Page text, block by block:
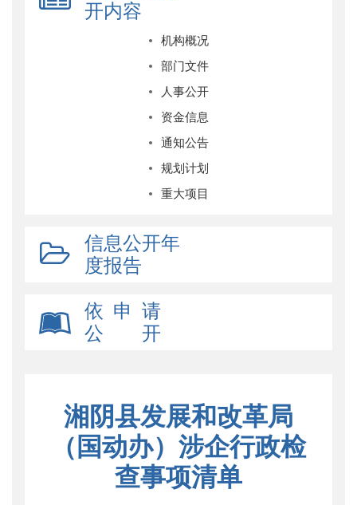
开内容
机构概况
部门文件
人事公开
资金信息
通知公告
规划计划
重大项目
信息公开年
度报告
依 申 请
公 开
湘阴县发展和改革局
（国动办）涉企行政检
查事项清单